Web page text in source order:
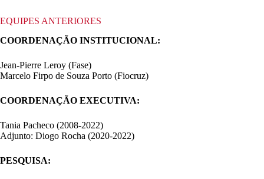
EQUIPES ANTERIORES
COORDENAÇÃO INSTITUCIONAL:
Jean-Pierre Leroy (Fase)
Marcelo Firpo de Souza Porto (Fiocruz)
COORDENAÇÃO EXECUTIVA:
Tania Pacheco (2008-2022)
Adjunto: Diogo Rocha (2020-2022)
PESQUISA: